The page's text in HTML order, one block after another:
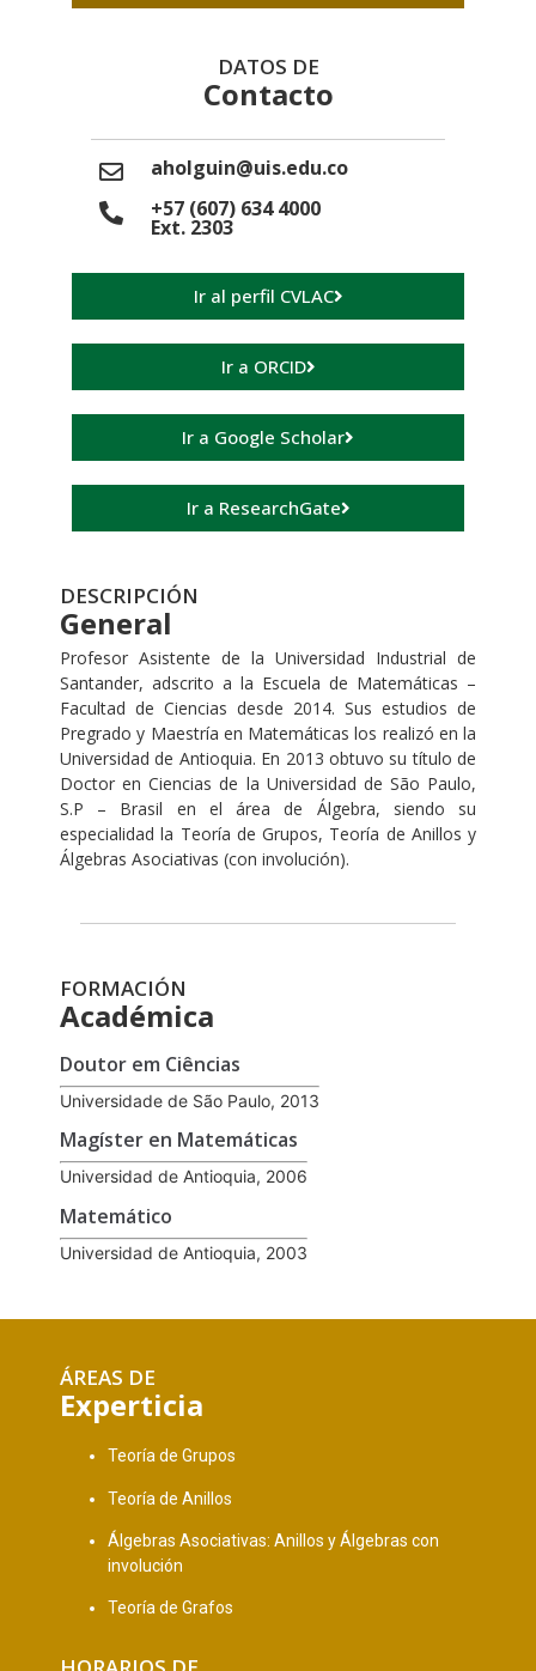
DATOS DE
Contacto
aholguin@uis.edu.co
+57 (607) 634 4000
Ext. 2303
Ir al perfil CVLAC
Ir a ORCID
Ir a Google Scholar
Ir a ResearchGate
DESCRIPCIÓN
General
Profesor Asistente de la Universidad Industrial de
Santander, adscrito a la Escuela de Matemáticas –
Facultad de Ciencias desde 2014. Sus estudios de
Pregrado y Maestría en Matemáticas los realizó en la
Universidad de Antioquia. En 2013 obtuvo su título de
Doctor en Ciencias de la Universidad de São Paulo,
S.P – Brasil en el área de Álgebra, siendo su
especialidad la Teoría de Grupos, Teoría de Anillos y
Álgebras Asociativas (con involución).
FORMACIÓN
Académica
Doutor em Ciências
Universidade de São Paulo, 2013
Magíster en Matemáticas
Universidad de Antioquia, 2006
Matemático
Universidad de Antioquia, 2003
ÁREAS DE
Experticia
Teoría de Grupos
Teoría de Anillos
Álgebras Asociativas: Anillos y Álgebras con
involución
Teoría de Grafos